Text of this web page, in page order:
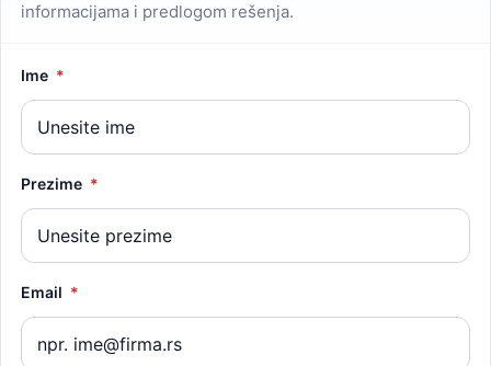
informacijama i predlogom rešenja.
Ime *
Prezime *
Email *